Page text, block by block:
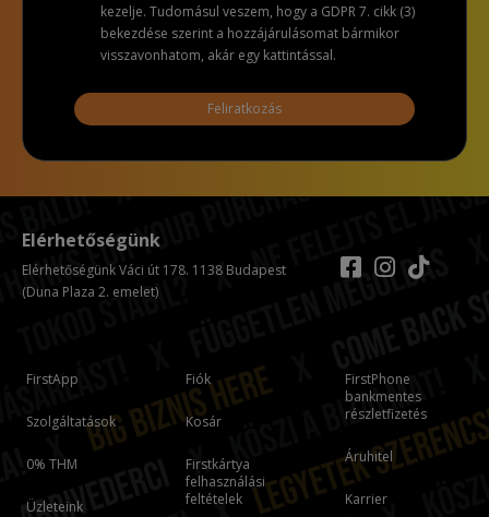
kezelje. Tudomásul veszem, hogy a GDPR 7. cikk (3)
bekezdése szerint a hozzájárulásomat bármikor
visszavonhatom, akár egy kattintással.
Feliratkozás
FirstApp
Szolgáltatások
0% THM
Üzleteink
Fiók
Kosár
Firstkártya
felhasználási
feltételek
FirstPhone
bankmentes
részletfizetés
Áruhitel
Karrier
Elérhetőségünk
Elérhetőségünk Váci út 178. 1138 Budapest
(Duna Plaza 2. emelet)